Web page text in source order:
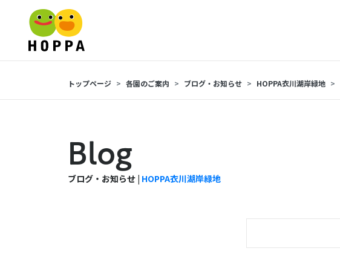
トップページ 各園のご案内 ブログ・お知らせ HOPPA衣川湖岸緑地
Blog
ブログ・お知らせ | HOPPA衣川湖岸緑地